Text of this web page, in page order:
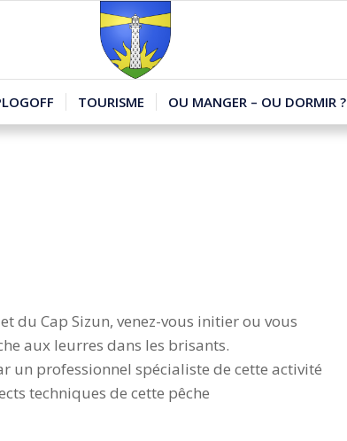
TOURISME OU MANGER – OU DORMIR ?
du Cap Sizun, venez-vous initier ou vous
aux leurres dans les brisants.
un professionnel spécialiste de cette activité
techniques de cette pêche